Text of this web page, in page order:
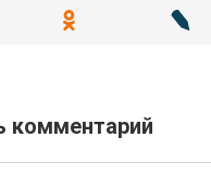
комментарий